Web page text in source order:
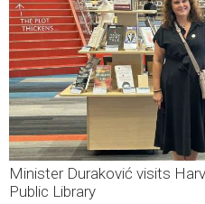
Minister Duraković visits
Public Library